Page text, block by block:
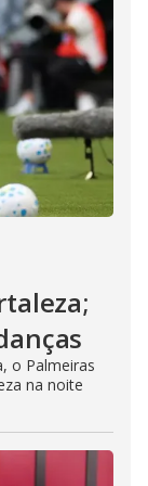
o Palmeiras
na noite